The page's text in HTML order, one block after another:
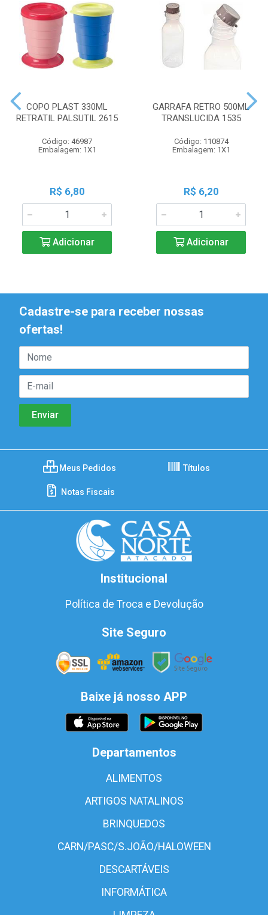
COPO PLAST 330ML
RETRATIL PALSUTIL 2615
Código: 46987
Embalagem: 1X1
R$ 6,80
Adicionar
GARRAFA RETRO 500ML
TRANSLUCIDA 1535
Código: 110874
Embalagem: 1X1
R$ 6,20
Adicionar
Cadastre-se para receber nossas
ofertas!
Meus Pedidos Títulos
Notas Fiscais
Institucional
Política de Troca e Devolução
Site Seguro
Baixe já nosso APP
Departamentos
ALIMENTOS
ARTIGOS NATALINOS
BRINQUEDOS
CARN/PASC/S.JOÃO/HALOWEEN
DESCARTÁVEIS
INFORMÁTICA